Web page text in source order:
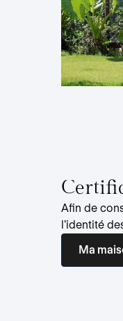
Afin de
l'identité
Ma